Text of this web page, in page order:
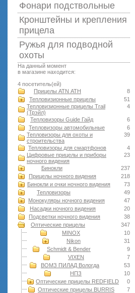
Фонари подствольные
Кронштейны и крепления
прицела
Ружья для подводной
оxоты
На данный момент
в магазине находится:
4 посетитель(ей)
8
Прицелы ATN АТН
51
Тепловизионные прицелы
4
Тепловизионные прицелы Trail
(Трэйл)
6
Тепловизоры Guide Гайд
6
Тепловизоры автомобильные
39
Тепловизоры для охоты и
строительства
4
Тепловизоры для смартфонов
23
Цифровые прицелы и приборы
ночного видения
237
Бинокли
218
Прицелы ночного видения
73
Бинокли и очки ночного видения
49
Тепловизоры
47
Монокуляры ночного видения
20
Насадки ночного видения
38
Подсветки ночного видения
347
Оптические прицелы
10
MINOX
31
Nikon
9
Schmidt & Bender
7
VIXEN
53
ВОМЗ ПИЛАД Вологда
10
НПЗ
0
Оптические прицелы REDFIELD
7
Оптические прицелы BURRIS